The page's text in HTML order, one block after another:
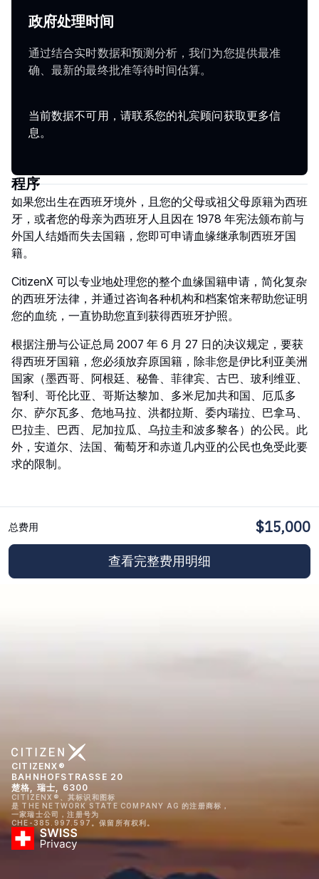
政府处理时间
通过结合实时数据和预测分析，我们为您提供最准
确、最新的最终批准等待时间估算。
当前数据不可用，请联系您的礼宾顾问获取更多信
息。
程序
如果您出生在西班牙境外，且您的父母或祖父母原籍为西班
牙，或者您的母亲为西班牙人且因在 1978 年宪法颁布前与
外国人结婚而失去国籍，您即可申请血缘继承制西班牙国
籍。
CitizenX 可以专业地处理您的整个血缘国籍申请，简化复杂
的西班牙法律，并通过咨询各种机构和档案馆来帮助您证明
您的血统，一直协助您直到获得西班牙护照。
根据注册与公证总局 2007 年 6 月 27 日的决议规定，要获
得西班牙国籍，您必须放弃原国籍，除非您是伊比利亚美洲
国家（墨西哥、阿根廷、秘鲁、菲律宾、古巴、玻利维亚、
智利、哥伦比亚、哥斯达黎加、多米尼加共和国、厄瓜多
尔、萨尔瓦多、危地马拉、洪都拉斯、委内瑞拉、巴拿马、
巴拉圭、巴西、尼加拉瓜、乌拉圭和波多黎各）的公民。此
外，安道尔、法国、葡萄牙和赤道几内亚的公民也免受此要
求的限制。
总费用 $15,000
查看完整费用明细
CITIZENX®
BAHNHOFSTRASSE 20
楚格, 瑞士, 6300
CITIZENX®、其标识和图标
是 THE NETWORK STATE COMPANY AG 的注册商标，
一家瑞士公司，注册号为
CHE-385.997.597。保留所有权利。